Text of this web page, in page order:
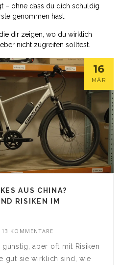
– ohne dass du dich schuldig
genommen hast.
dir zeigen, wo du wirklich
nicht zugreifen solltest.
16
MÄR
AUS CHINA?
RISIKEN IM
13 KOMMENTARE
günstig, aber oft mit Risiken
gut sie wirklich sind, wie